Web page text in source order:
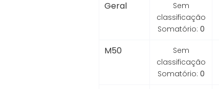
Geral
Sem
classificação
Somatório: 0
M50
Sem
classificação
Somatório: 0